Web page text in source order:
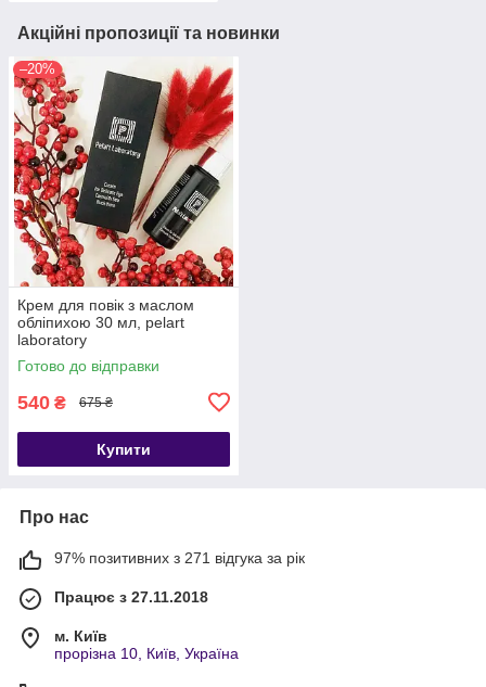
Акційні пропозиції та новинки
–20%
Крем для повік з маслом
обліпихою 30 мл, pelart
laboratory
Готово до відправки
540 ₴ 675 ₴
Купити
Про нас
97% позитивних з 271 відгука за рік
Працює з 27.11.2018
м. Київ
прорізна 10, Київ, Україна